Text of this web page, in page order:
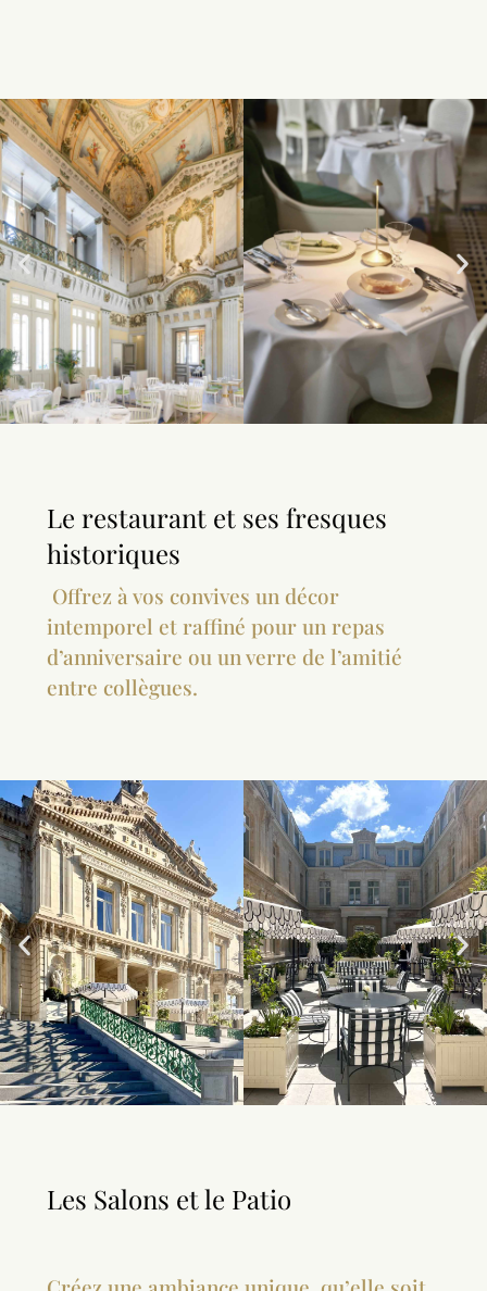
Le restaurant et ses fresques
historiques
Offrez à vos convives un décor
intemporel et raffiné pour un repas
d’anniversaire ou un verre de l’amitié
entre collègues.
Les Salons et le Patio